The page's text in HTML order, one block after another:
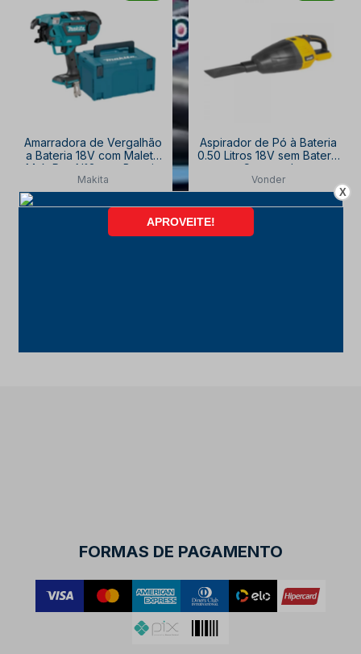
Amarradora de Vergalhão
a Bateria 18V com Maleta
Mak-Pac N°3 sem Bateria
sem Carregador
DTR180ZJ MAKITA
Makita
R$ 4.935,06
Aspirador de Pó à Bateria
0.50 Litros 18V sem Bateria
e Carregador
6004180000 VONDER
Vonder
R$ 406,54
FORMAS DE PAGAMENTO
X